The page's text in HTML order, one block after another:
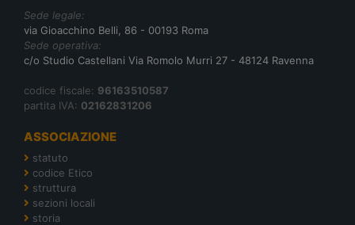
Sede legale:
via Gioacchino Belli, 86 - 00193 Roma
Sede operativa:
c/o Studio Castellani Via Romolo Murri 27 - 48124 Ravenna
codice fiscale: 96163510587
partita IVA: 02162831206
ASSOCIAZIONE
statuto
codice Etico
struttura
sezioni locali
storia